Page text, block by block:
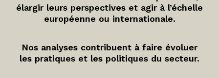
élargir leurs perspectives et agir à l’échelle
européenne ou internationale.
Nos analyses contribuent à faire évoluer
les pratiques et les politiques du secteur.